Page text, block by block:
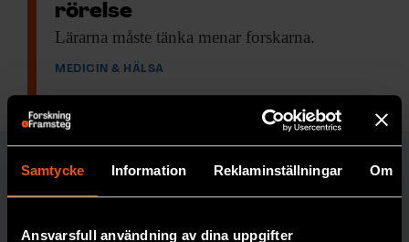
Samtycke Information Reklaminställningar Om
Ansvarsfull användning av dina uppgifter
rörelse
Lärarna måste tänka menar forskarna.
MEDICIN & HÄLSA
MEDICIN & HÄLSA
FORSKARKOMMENTA